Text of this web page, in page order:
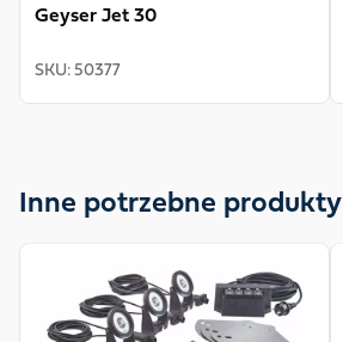
Geyser Jet 30
SKU: 50377
Inne potrzebne produkty